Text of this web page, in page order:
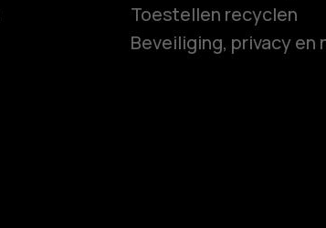
Toestellen recyclen
Beveiliging, privacy en